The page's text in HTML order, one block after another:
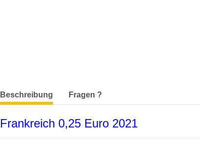
weitere Registerkarten anzeigen
Beschreibung Fragen ?
Frankreich 0,25 Euro 2021